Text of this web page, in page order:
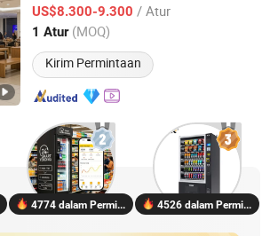
US$8.300-9.300 / Atur
1 Atur (MOQ)
Kirim Permintaan
Harga mulai 2025
4774 dalam Permintaan 4526 dalam Permintaan